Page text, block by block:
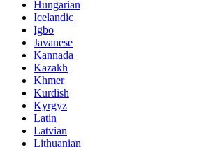
Hungarian
Icelandic
Igbo
Javanese
Kannada
Kazakh
Khmer
Kurdish
Kyrgyz
Latin
Latvian
Lithuanian